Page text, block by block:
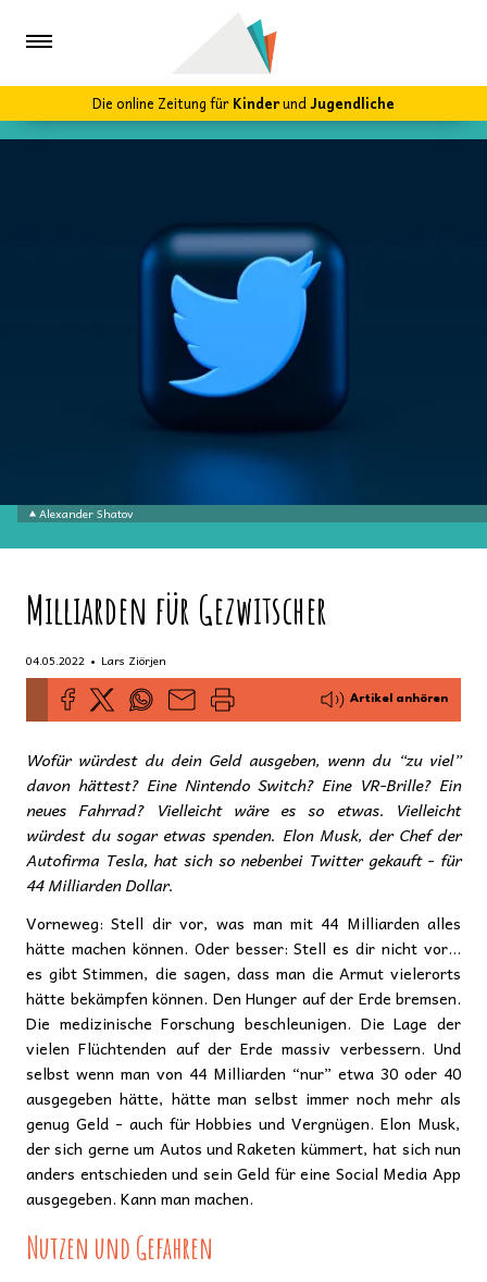
Die online Zeitung fürKinderundJugendliche
Alexander Shatov
Milliarden für Gezwitscher
04.05.2022 • Lars Ziörjen
Artikel anhören
Wofür würdest du dein Geld ausgeben, wenn du “zu viel”
davon hättest? Eine Nintendo Switch? Eine VR-Brille? Ein
neues Fahrrad? Vielleicht wäre es so etwas. Vielleicht
würdest du sogar etwas spenden. Elon Musk, der Chef der
Autofirma Tesla, hat sich so nebenbei Twitter gekauft - für
44 Milliarden Dollar.
Vorneweg: Stell dir vor, was man mit 44 Milliarden alles
hätte machen können. Oder besser: Stell es dir nicht vor…
es gibt Stimmen, die sagen, dass man die Armut vielerorts
hätte bekämpfen können. Den Hunger auf der Erde bremsen.
Die medizinische Forschung beschleunigen. Die Lage der
vielen Flüchtenden auf der Erde massiv verbessern. Und
selbst wenn man von 44 Milliarden “nur” etwa 30 oder 40
ausgegeben hätte, hätte man selbst immer noch mehr als
genug Geld - auch für Hobbies und Vergnügen. Elon Musk,
der sich gerne um Autos und Raketen kümmert, hat sich nun
anders entschieden und sein Geld für eine Social Media App
ausgegeben. Kann man machen.
Nutzen und Gefahren